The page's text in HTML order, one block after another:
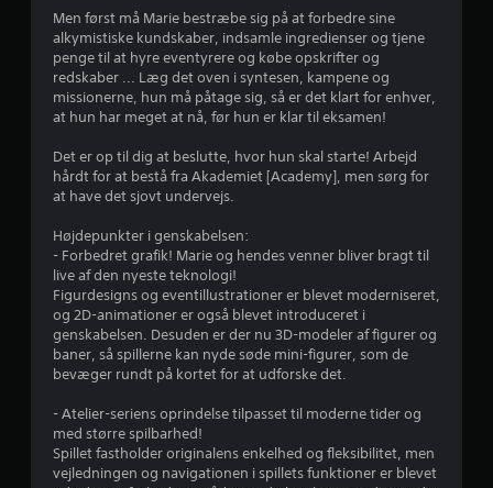
g
r
4
.
4
s
t
e
r
Men først må Marie bestræbe sig på at forbedre sine
alkymistiske kundskaber, indsamle ingredienser og tjene
penge til at hyre eventyrere og købe opskrifter og
redskaber ... Læg det oven i syntesen, kampene og
missionerne, hun må påtage sig, så er det klart for enhver,
at hun har meget at nå, før hun er klar til eksamen!
Det er op til dig at beslutte, hvor hun skal starte! Arbejd
hårdt for at bestå fra Akademiet [Academy], men sørg for
at have det sjovt undervejs.
Højdepunkter i genskabelsen:
- Forbedret grafik! Marie og hendes venner bliver bragt til
live af den nyeste teknologi!
Figurdesigns og eventillustrationer er blevet moderniseret,
og 2D-animationer er også blevet introduceret i
genskabelsen. Desuden er der nu 3D-modeler af figurer og
baner, så spillerne kan nyde søde mini-figurer, som de
bevæger rundt på kortet for at udforske det.
- Atelier-seriens oprindelse tilpasset til moderne tider og
med større spilbarhed!
Spillet fastholder originalens enkelhed og fleksibilitet, men
vejledningen og navigationen i spillets funktioner er blevet